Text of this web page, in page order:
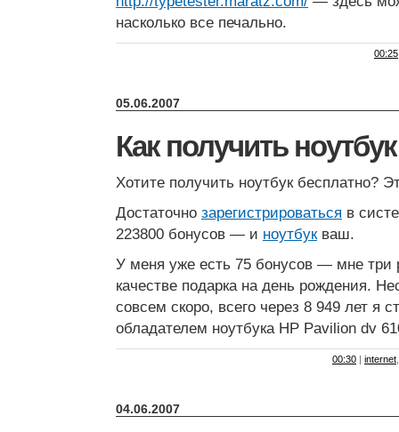
насколько все печально.
00:25
05.06.2007
Как получить
Хотите получить ноутбук бесплатно?
Достаточно зарегистрироваться в
223800 бонусов — и ноутбукваш.
У меня уже есть 75 бонусов — мне три
качестве подарка на день рождения.
совсем скоро, всего через 8 949 лет я
обладателем ноутбука HP Pavilion dv
00:30 | internet
04.06.2007